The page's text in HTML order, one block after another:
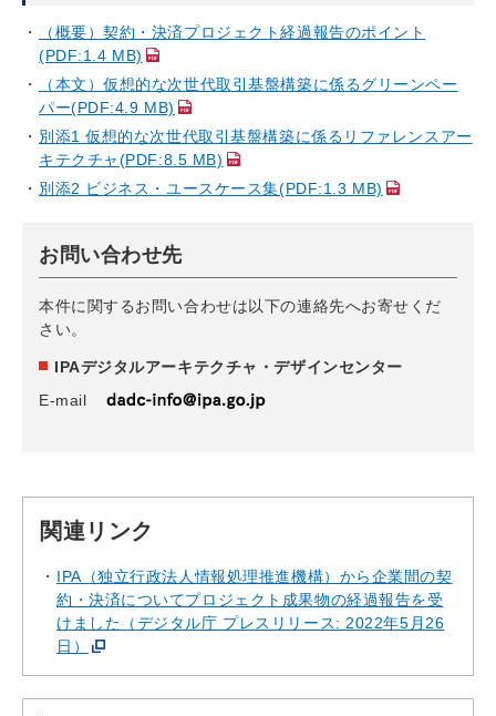
（概要）契約・決済プロジェクト経過報告のポイント
(PDF:1.4 MB)
（本文）仮想的な次世代取引基盤構築に係るグリーンペー
パー(PDF:4.9 MB)
別添1 仮想的な次世代取引基盤構築に係るリファレンスアー
キテクチャ(PDF:8.5 MB)
別添2 ビジネス・ユースケース集(PDF:1.3 MB)
お問い合わせ先
本件に関するお問い合わせは以下の連絡先へお寄せくだ
さい。
IPAデジタルアーキテクチャ・デザインセンター
E-mail
関連リンク
IPA（独立行政法人情報処理推進機構）から企業間の契
約・決済についてプロジェクト成果物の経過報告を受
けました（デジタル庁 プレスリリース: 2022年5月26
日）